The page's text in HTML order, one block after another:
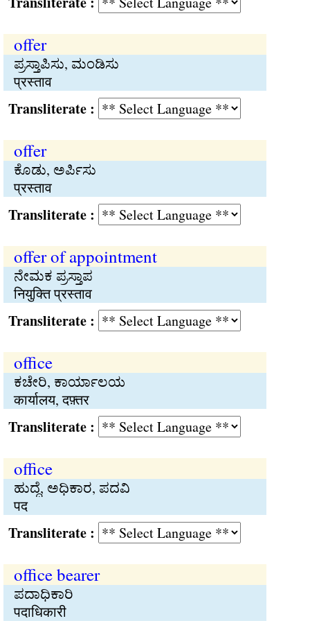
offer
ಪ್ರಸ್ತಾಪಿಸು, ಮಂಡಿಸು
प्रस्ताव
:
offer
ಕೊಡು, ಅರ್ಪಿಸು
प्रस्ताव
:
offer of appointment
ನೇಮಕ ಪ್ರಸ್ತಾಪ
नियुक्ति प्रस्ताव
:
office
ಕಚೇರಿ, ಕಾರ್ಯಾಲಯ
कार्यालय, दफ़्तर
:
office
ಹುದ್ದೆ, ಅಧಿಕಾರ, ಪದವಿ
पद
:
office bearer
ಪದಾಧಿಕಾರಿ
पदाधिकारी